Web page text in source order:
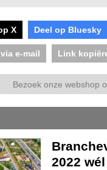
X Deel op Bluesky
e-mail Link
Bezoek onze webshop
2022